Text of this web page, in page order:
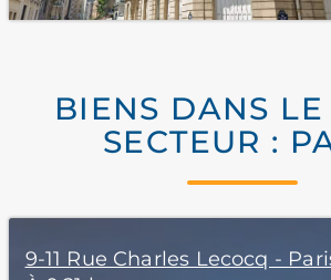
BIENS DANS
SECTEUR :
9-11 Rue Charles Lecocq -